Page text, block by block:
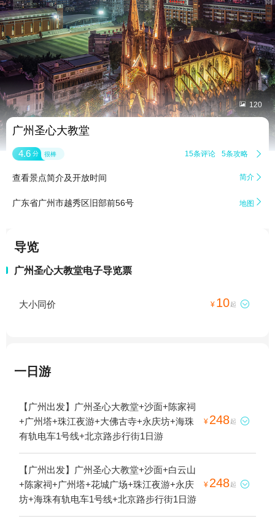
 120
广州圣心大教堂
4.6 分 很棒 15条评论 5条攻略 
查看景点简介及开放时间 简介 
广东省广州市越秀区旧部前56号 地图 
导览
广州圣心大教堂电子导览票
大小同价 ¥ 10起 
一日游
【广州出发】广州圣心大教堂+沙面+陈家祠
+广州塔+珠江夜游+大佛古寺+永庆坊+海珠
有轨电车1号线+北京路步行街1日游
¥ 248起 
【广州出发】广州圣心大教堂+沙面+白云山
+陈家祠+广州塔+花城广场+珠江夜游+永庆
坊+海珠有轨电车1号线+北京路步行街1日游
¥ 248起 
